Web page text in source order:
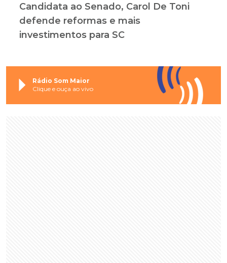
Candidata ao Senado, Carol De Toni
defende reformas e mais
investimentos para SC
Rádio Som Maior
Clique e ouça ao vivo